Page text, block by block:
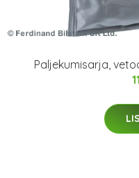
Paljekumisarja,